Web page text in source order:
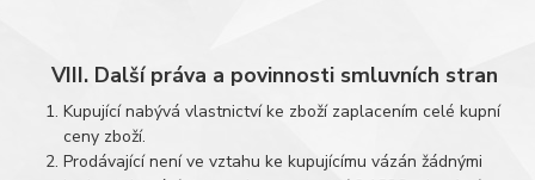
VIII. Další práva a povinnosti smluvních stran
Kupující nabývá vlastnictví ke zboží zaplacením celé kupní
ceny zboží.
Prodávající není ve vztahu ke kupujícímu vázán žádnými